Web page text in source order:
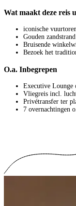
Wat maakt deze reis
iconische
Gouden
Bruisende
Bezoek het
O.a. Inbegrepen
Executive Lounge
Vliegreis incl.
Privétransfer ter
7 overnachtingen